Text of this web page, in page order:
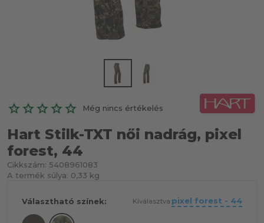
Még nincs értékelés
Hart Stilk-TXT női nadrág, pixel
forest, 44
Cikkszám: 5408961083
A termék súlya: 0,33 kg
Választható színek: Kiválasztva:pixel forest - 44